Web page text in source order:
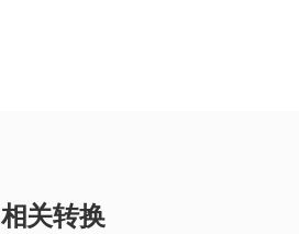
相关转换